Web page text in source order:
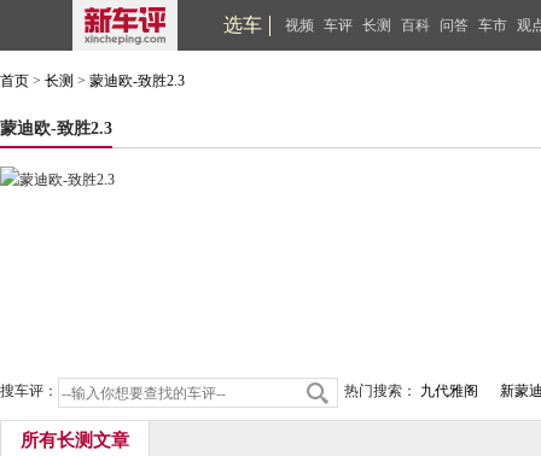
选车 视频 车评 长测 百科 问答 车市 观
首页 > 长测 > 蒙迪欧-致胜2.3
蒙迪欧-致胜2.3
搜车评： 热门搜索： 九代雅阁 新蒙
所有长测文章